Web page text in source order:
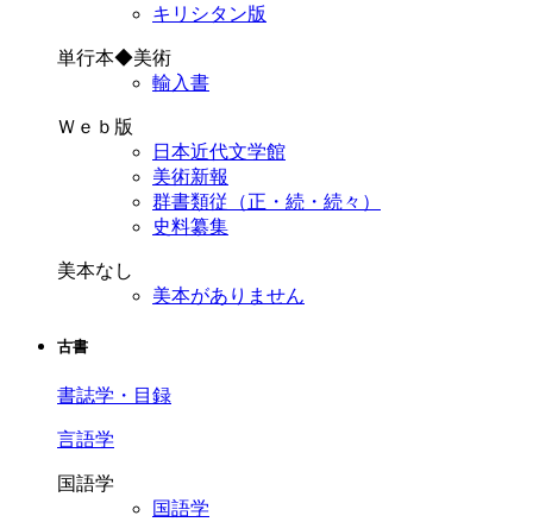
キリシタン版
単行本◆美術
輸入書
Ｗｅｂ版
日本近代文学館
美術新報
群書類従（正・続・続々）
史料纂集
美本なし
美本がありません
古書
書誌学・目録
言語学
国語学
国語学